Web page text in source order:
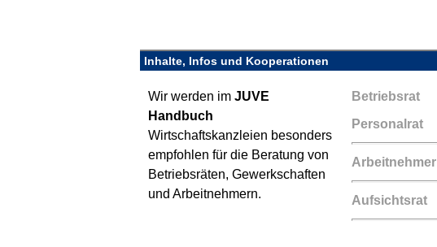
Inhalte, Infos und Kooperationen
Wir werden im JUVE
Handbuch
Wirtschaftskanzleien besonders
empfohlen für die Beratung von
Betriebsräten, Gewerkschaften
und Arbeitnehmern.
Betriebsrat
Personalrat
Arbeitnehmer
Aufsichtsrat